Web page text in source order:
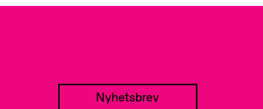
Nyhetsbrev